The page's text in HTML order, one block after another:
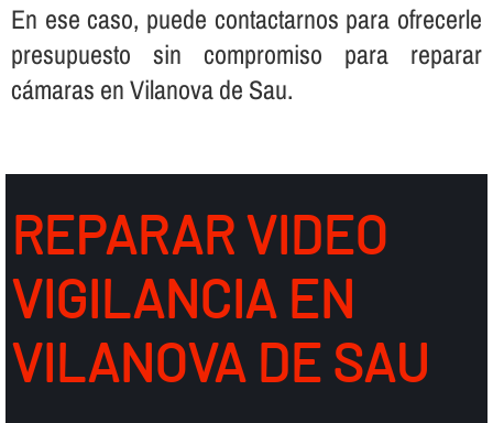
En ese caso, puede contactarnos para ofrecerle
presupuesto sin compromiso para reparar
cámaras en Vilanova de Sau.
REPARAR VIDEO
VIGILANCIA EN
VILANOVA DE SAU